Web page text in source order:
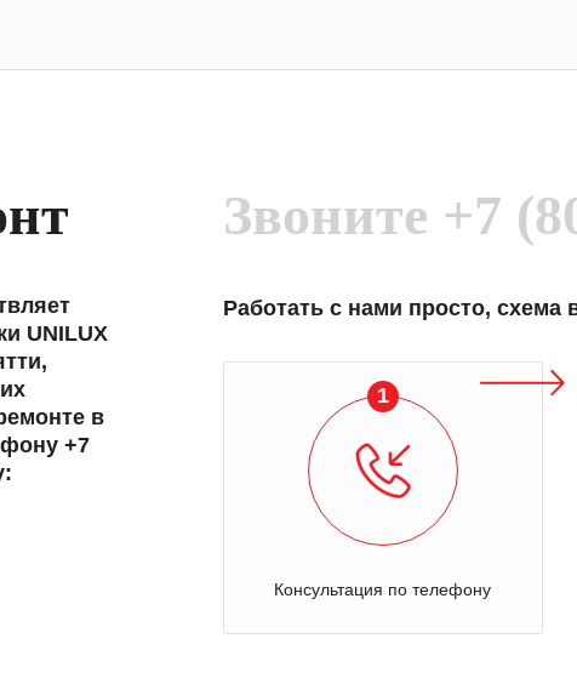
UNILUX
в
+7
Звоните +7
Работать с нами просто, схема
1
Консультация по телефону